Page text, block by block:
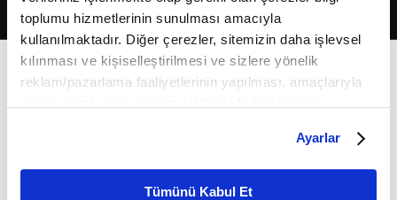
toplumu hizmetlerinin sunulması amacıyla
kullanılmaktadır. Diğer çerezler, sitemizin daha işlevsel
kılınması ve kişiselleştirilmesi ve sizlere yönelik
reklam/pazarlama faaliyetlerinin yapılması, amaçlarıyla
belirleyebilirsiniz. Çerezlere ilişkin detaylı bilgi için
Ayarlar butonuna tıklayabilir,Çerez Bilgilendirme
Metnimizi ziyaret edebilirsiniz.
Ayarlar
Tümünü Kabul Et